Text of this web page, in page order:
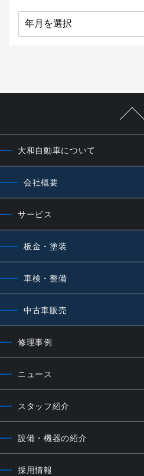
大和自動車について
会社概要
サービス
板金・塗装
車検・整備
中古車販売
修理事例
ニュース
スタッフ紹介
設備・機器の紹介
採用情報